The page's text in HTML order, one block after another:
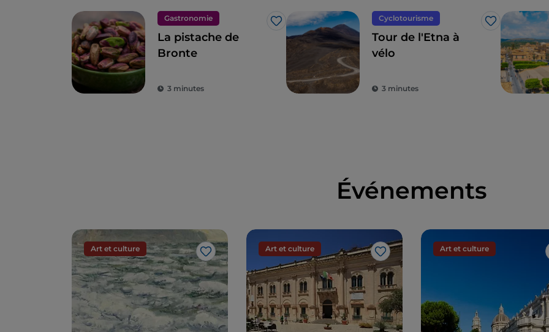
Gastronomie
J’aime
La pistache de
Bronte
3 minutes
Cyclotourisme
J’aime
Tour de l'Etna à
vélo
3 minutes
Événements
Art et culture
J’aime
Art et culture
J’aime
Art et culture